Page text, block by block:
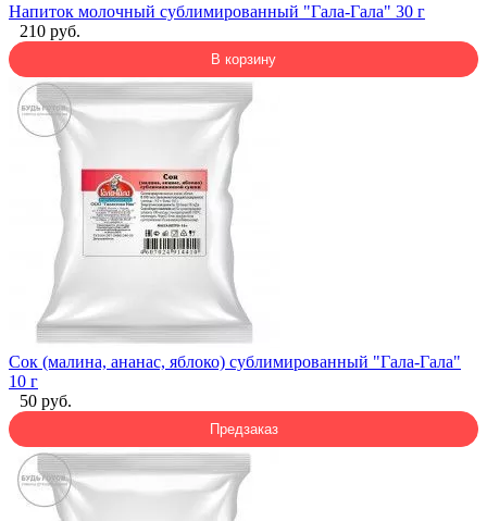
Напиток молочный сублимированный "Гала-Гала" 30 г
210 руб.
В корзину
Сок (малина, ананас, яблоко) сублимированный "Гала-Гала"
10 г
50 руб.
Предзаказ